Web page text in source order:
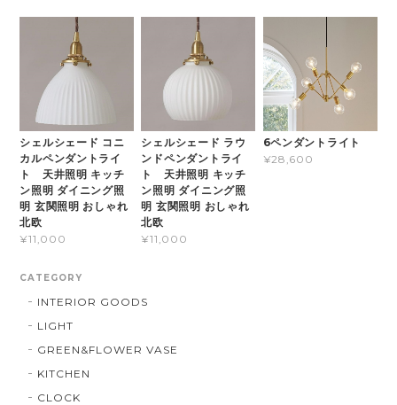
シェルシェード コニ
カルペンダントライ
ト 天井照明 キッチ
ン照明 ダイニング照
明 玄関照明 おしゃれ
北欧
¥11,000
シェルシェード ラウ
ンドペンダントライ
ト 天井照明 キッチ
ン照明 ダイニング照
明 玄関照明 おしゃれ
北欧
¥11,000
6ペンダントライト
¥28,600
CATEGORY
INTERIOR GOODS
LIGHT
GREEN&FLOWER VASE
KITCHEN
CLOCK